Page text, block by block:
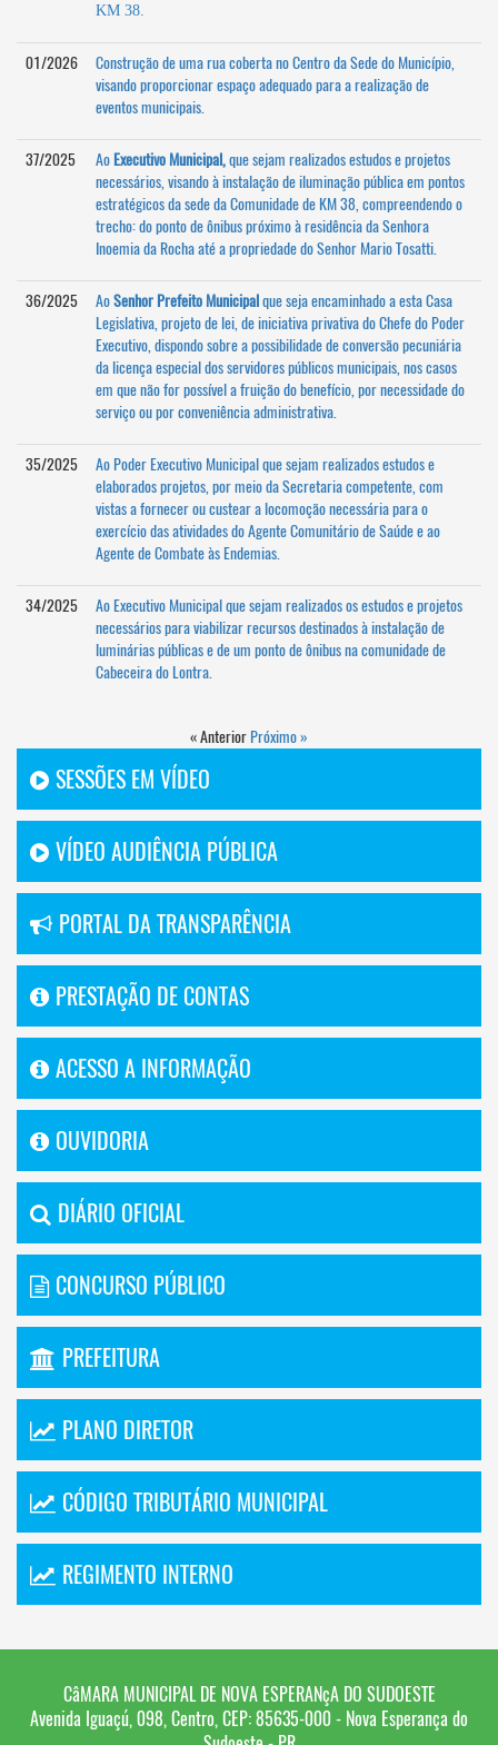
KM 38.
01/2026
Construção de uma rua coberta no Centro da Sede do Município,
visando proporcionar espaço adequado para a realização de
eventos municipais.
37/2025 Ao Executivo Municipal,que sejam realizados estudos e projetos
necessários, visando à instalação de iluminação pública em pontos
estratégicos da sede da Comunidade de KM 38, compreendendo o
trecho: do ponto de ônibus próximo à residência da Senhora
Inoemia da Rocha até a propriedade do Senhor Mario Tosatti.
36/2025 AoSenhor Prefeito Municipalque seja encaminhado a esta Casa
Legislativa, projeto de lei, de iniciativa privativa do Chefe do Poder
Executivo, dispondo sobre a possibilidade de conversão pecuniária
da licença especial dos servidores públicos municipais, nos casos
em que não for possível a fruição do benefício, por necessidade do
serviço ou por conveniência administrativa.
35/2025
Ao Poder Executivo Municipal que sejam realizados estudos e
elaborados projetos, por meio da Secretaria competente, com
vistas a fornecer ou custear a locomoção necessária para o
exercício das atividades do Agente Comunitário de Saúde e ao
Agente de Combate às Endemias.
34/2025
Ao Executivo Municipal que sejam realizados os estudos e projetos
necessários para viabilizar recursos destinados à instalação de
luminárias públicas e de um ponto de ônibus na comunidade de
Cabeceira do Lontra.
« Anterior Próximo »
SESSÕES EM VÍDEO
VÍDEO AUDIÊNCIA PÚBLICA
PORTAL DA TRANSPARÊNCIA
PRESTAÇÃO DE CONTAS
ACESSO A INFORMAÇÃO
OUVIDORIA
DIÁRIO OFICIAL
CONCURSO PÚBLICO
PREFEITURA
PLANO DIRETOR
CÓDIGO TRIBUTÁRIO MUNICIPAL
REGIMENTO INTERNO
CâMARA MUNICIPAL DE NOVA ESPERANçA DO SUDOESTE
Avenida Iguaçú, 098, Centro, CEP: 85635-000 - Nova Esperança do